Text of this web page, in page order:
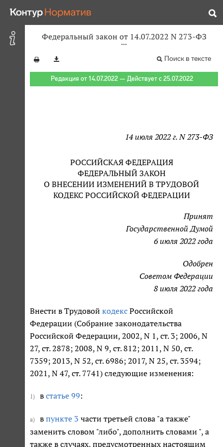
Федеральный закон от 14.07.2022 N 273-ФЗ
Поиск в тексте
Редакция от 14.07.2022 — Действует с 25.07.2022
14 июля 2022 г. N 273-ФЗ
РОССИЙСКАЯ ФЕДЕРАЦИЯ
ФЕДЕРАЛЬНЫЙ ЗАКОН
О ВНЕСЕНИИ ИЗМЕНЕНИЙ В ТРУДОВОЙ
КОДЕКС РОССИЙСКОЙ ФЕДЕРАЦИИ
Принят
Государственной Думой
6 июля 2022 года
Одобрен
Советом Федерации
8 июля 2022 года
Внести в Трудовой кодекс Российской
Федерации (Собрание законодательства
Российской Федерации, 2002, N 1, ст. 3; 2006, N
27, ст. 2878; 2008, N 9, ст. 812; 2011, N 50, ст.
7359; 2013, N 52, ст. 6986; 2017, N 25, ст. 3594;
2021, N 47, ст. 7741) следующие изменения:
1) в статье 99:
а) в пункте 3 части третьей слова "а также"
заменить словом "либо", дополнить словами ", а
также в случаях, предусмотренных настоящим